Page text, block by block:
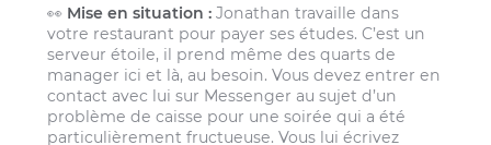
👀 Mise en situation : Jonathan travaille dans
votre restaurant pour payer ses études. C’est un
serveur étoile, il prend même des quarts de
manager ici et là, au besoin. Vous devez entrer en
contact avec lui sur Messenger au sujet d’un
problème de caisse pour une soirée qui a été
particulièrement fructueuse. Vous lui écrivez